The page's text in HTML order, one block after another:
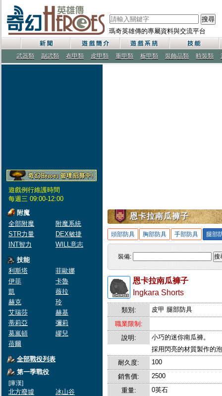
瑪奇英雄傳的專屬資料與交流平台
搜尋
武器類 副武類 布甲類 皮甲類 重甲類 板甲類 裝飾品類 時裝類
遊戲例行維護時間
每週三 09:00-12:00
附魔
全部附魔
附魔系統
STR力量
DEX敏捷
INT智力
WILL意志
技能
利斯塔
菲歐娜
伊菲
卡魯
凱
薇拉
赫克
玲
艾瑞莎
赫基
蒂莉亞
彌莉
葛嵐頓
繆兒
蓓爾
全部戰役列表
第一季戰役
[庫漢]
北方廢墟
冰山谷
恩卡拉南瓜褲子
頭部防具 胸部防具 手部防具 腿部
裝備: 搜
恩卡拉南瓜褲子
Ingkara Shorts
類別:
皮甲 腿部防具
職業限制:
說明:
小巧的迷你南瓜褲。
採用閃亮的材質製作的
耐久度:
100
銷售價:
2500
重量:
0英石